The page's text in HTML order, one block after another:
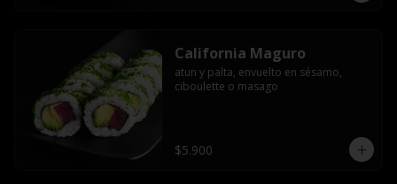
California Maguro
atun y palta, envuelto en sésamo,
ciboulette o masago
$5.900